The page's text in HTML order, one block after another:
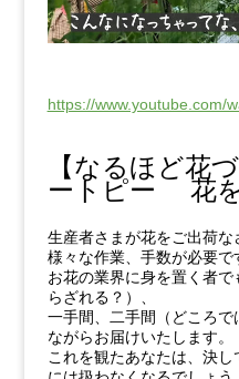
https://www.youtube.com/
【なるほど花
ートピー 花
生産者さまが花をご出荷な
様々な作業、手数が必要で
お花の業界に身を置く者
らざれる？ ）、
一手間、二手間（どころで
ながらお届けいたします。
これを観たあなたは、決し